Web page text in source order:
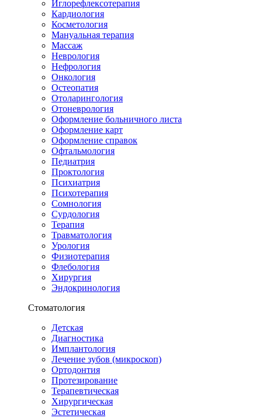
Иглорефлексотерапия
Кардиология
Косметология
Мануальная терапия
Массаж
Неврология
Нефрология
Онкология
Остеопатия
Отоларингология
Отоневрология
Оформление больничного листа
Оформление карт
Оформление справок
Офтальмология
Педиатрия
Проктология
Психиатрия
Психотерапия
Сомнология
Сурдология
Терапия
Травматология
Урология
Физиотерапия
Флебология
Хирургия
Эндокринология
Стоматология
Детская
Диагностика
Имплантология
Лечение зубов (микроскоп)
Ортодонтия
Протезирование
Терапевтическая
Хирургическая
Эстетическая